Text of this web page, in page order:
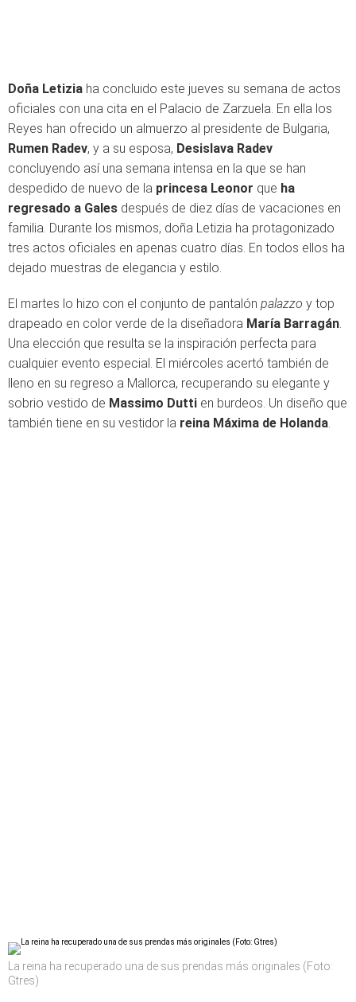
Doña Letizia ha concluido este jueves su semana de actos
oficiales con una cita en el Palacio de Zarzuela. En ella los
Reyes han ofrecido un almuerzo al presidente de Bulgaria,
Rumen Radev, y a su esposa, Desislava Radev
concluyendo así una semana intensa en la que se han
despedido de nuevo de la princesa Leonor que ha
regresado a Gales después de diez días de vacaciones en
familia. Durante los mismos, doña Letizia ha protagonizado
tres actos oficiales en apenas cuatro días. En todos ellos ha
dejado muestras de elegancia y estilo.
El martes lo hizo con el conjunto de pantalón palazzo y top
drapeado en color verde de la diseñadora María Barragán
Una elección que resulta se la inspiración perfecta para
cualquier evento especial. El miércoles acertó también de
lleno en su regreso a Mallorca, recuperando su elegante y
sobrio vestido de Massimo Dutti en burdeos. Un diseño que
también tiene en su vestidor la reina Máxima de Holanda
La reina ha recuperado una de sus prendas más originales (Foto:
Gtres)